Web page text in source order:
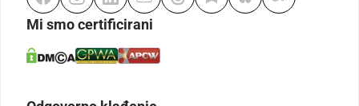
Mi smo certificirani